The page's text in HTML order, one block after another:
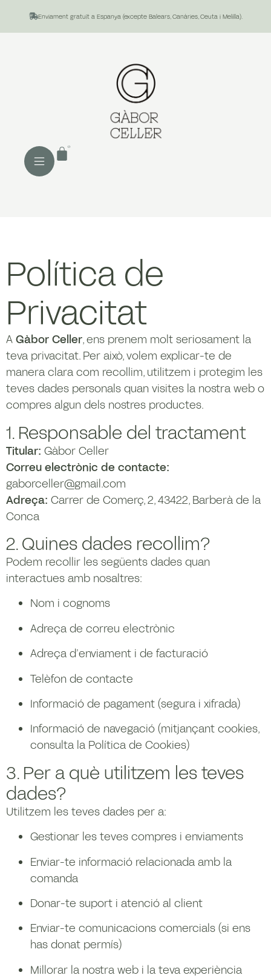
Enviament gratuït a Espanya (excepte Balears, Canàries, Ceuta i Melilla).
0
Política de
Privacitat
A Gàbor Celler, ens prenem molt seriosament la
teva privacitat. Per això, volem explicar-te de
manera clara com recollim, utilitzem i protegim les
teves dades personals quan visites la nostra web o
compres algun dels nostres productes.
1. Responsable del tractament
Titular: Gàbor Celler
Correu electrònic de contacte:
gaborceller@gmail.com
Adreça: Carrer de Comerç, 2, 43422, Barberà de la
Conca
2. Quines dades recollim?
Podem recollir les següents dades quan
interactues amb nosaltres:
Nom i cognoms
Adreça de correu electrònic
Adreça d’enviament i de facturació
Telèfon de contacte
Informació de pagament (segura i xifrada)
Informació de navegació (mitjançant cookies,
consulta la Política de Cookies)
3. Per a què utilitzem les teves
dades?
Utilitzem les teves dades per a:
Gestionar les teves compres i enviaments
Enviar-te informació relacionada amb la
comanda
Donar-te suport i atenció al client
Enviar-te comunicacions comercials (si ens
has donat permís)
Millorar la nostra web i la teva experiència